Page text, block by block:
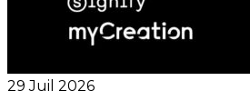
29 Juil 2026